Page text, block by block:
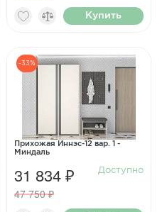
Купить
-33%
Прихожая Иннэс-12 вар. 1 -
Миндаль
31 834 ₽
47 750 ₽
Доступно